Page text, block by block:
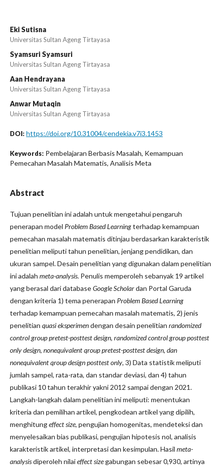
Eki Sutisna
Universitas Sultan Ageng Tirtayasa
Syamsuri Syamsuri
Universitas Sultan Ageng Tirtayasa
Aan Hendrayana
Universitas Sultan Ageng Tirtayasa
Anwar Mutaqin
Universitas Sultan Ageng Tirtayasa
DOI: https://doi.org/10.31004/cendekia.v7i3.1453
Keywords: Pembelajaran Berbasis Masalah, Kemampuan
Pemecahan Masalah Matematis, Analisis Meta
Abstract
Tujuan penelitian ini adalah untuk mengetahui pengaruh
penerapan model Problem Based Learningterhadap kemampuan
pemecahan masalah matematis ditinjau berdasarkan karakteristik
penelitian meliputi tahun penelitian, jenjang pendidikan, dan
ukuran sampel. Desain penelitian yang digunakan dalam penelitian
ini adalah meta-analysis. Penulis memperoleh sebanyak 19 artikel
yang berasal dari databaseGoogle Scholardan Portal Garuda
dengan kriteria 1) tema penerapan Problem Based Learning
terhadap kemampuan pemecahan masalah matematis, 2) jenis
penelitian quasi eksperimendengan desain penelitian randomized
control group pretest-posttest design, randomized control group posttest
only design, nonequivalent qroup pretest-posttest design, dan
nonequivalent qroup design posttest only, 3) Data statistik meliputi
jumlah sampel, rata-rata, dan standar deviasi, dan 4) tahun
publikasi 10 tahun terakhir yakni 2012 sampai dengan 2021.
Langkah-langkah dalam penelitian ini meliputi: menentukan
kriteria dan pemilihan artikel, pengkodean artikel yang dipilih,
menghitungeffect size, pengujian homogenitas, mendeteksi dan
menyelesaikan bias publikasi, pengujian hipotesis nol, analisis
karakteristik artikel, interpretasi dan kesimpulan. Hasil meta-
analysisdiperoleh nilaieffect sizegabungan sebesar 0,930, artinya